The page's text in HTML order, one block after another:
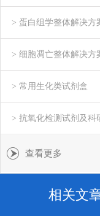
> 蛋白组学整体解决方
> 细胞凋亡整体解决方
> 常用生化类试剂盒
> 抗氧化检测试剂及科
查看更多
相关文